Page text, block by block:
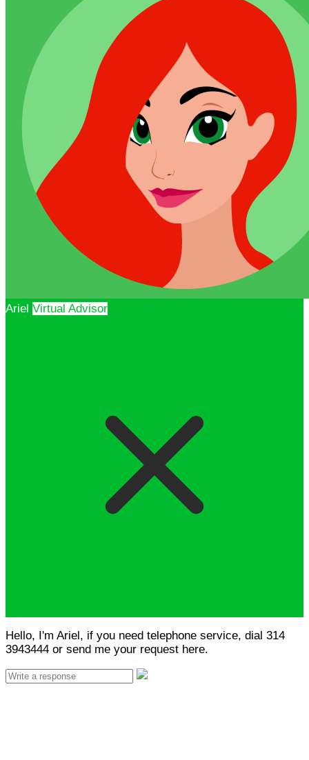
Ariel Virtual Advisor
Hello, I'm Ariel, if you need telephone service, dial 314
3943444 or send me your request here.